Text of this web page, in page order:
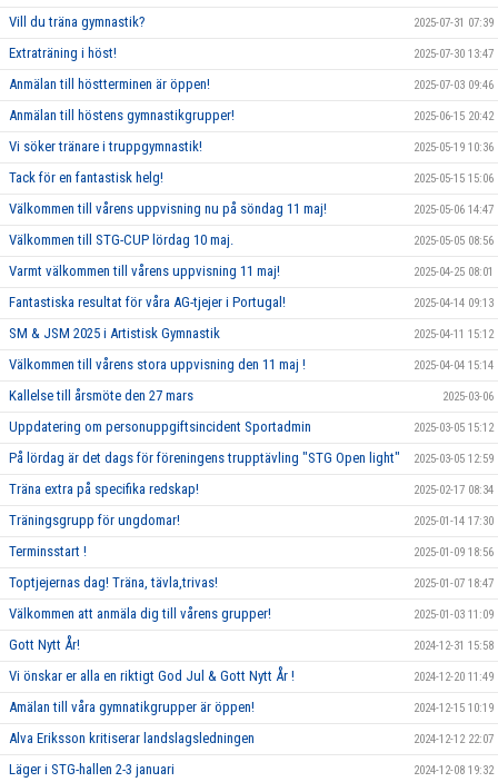
Vill du träna gymnastik? 2025-07-31 07:39
Extraträning i höst! 2025-07-30 13:47
Anmälan till höstterminen är öppen! 2025-07-03 09:46
Anmälan till höstens gymnastikgrupper! 2025-06-15 20:42
Vi söker tränare i truppgymnastik! 2025-05-19 10:36
Tack för en fantastisk helg! 2025-05-15 15:06
Välkommen till vårens uppvisning nu på söndag 11 maj! 2025-05-06 14:47
Välkommen till STG-CUP lördag 10 maj. 2025-05-05 08:56
Varmt välkommen till vårens uppvisning 11 maj! 2025-04-25 08:01
Fantastiska resultat för våra AG-tjejer i Portugal! 2025-04-14 09:13
SM & JSM 2025 i Artistisk Gymnastik 2025-04-11 15:12
Välkommen till vårens stora uppvisning den 11 maj ! 2025-04-04 15:14
Kallelse till årsmöte den 27 mars 2025-03-06
Uppdatering om personuppgiftsincident Sportadmin 2025-03-05 15:12
På lördag är det dags för föreningens trupptävling "STG Open light" 2025-03-05 12:59
Träna extra på specifika redskap! 2025-02-17 08:34
Träningsgrupp för ungdomar! 2025-01-14 17:30
Terminsstart ! 2025-01-09 18:56
Toptjejernas dag! Träna, tävla,trivas! 2025-01-07 18:47
Välkommen att anmäla dig till vårens grupper! 2025-01-03 11:09
Gott Nytt År! 2024-12-31 15:58
Vi önskar er alla en riktigt God Jul & Gott Nytt År ! 2024-12-20 11:49
Amälan till våra gymnatikgrupper är öppen! 2024-12-15 10:19
Alva Eriksson kritiserar landslagsledningen 2024-12-12 22:07
Läger i STG-hallen 2-3 januari 2024-12-08 19:32